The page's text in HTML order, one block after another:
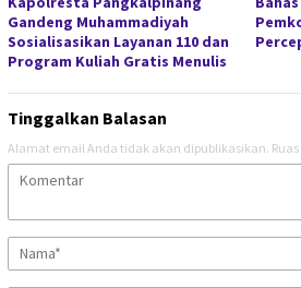
Gandeng Muhammadiyah
Sosialisasikan Layanan 110 dan
Program Kuliah Gratis Menulis
Tinggalkan Balasan
Alamat email Anda tidak akan dipublikasikan.